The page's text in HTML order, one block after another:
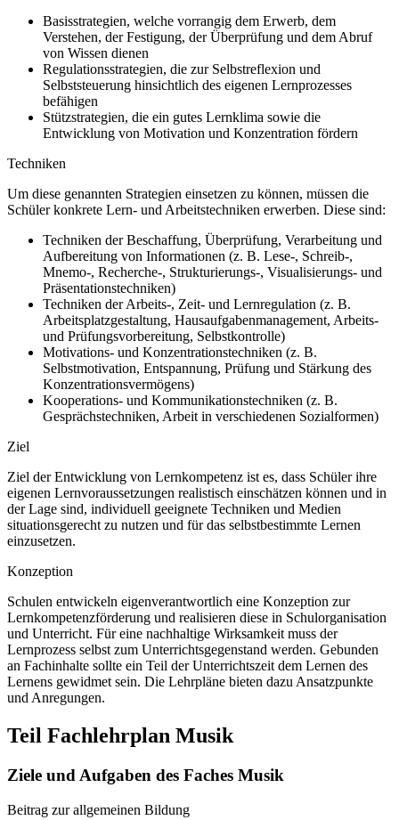
Basisstrategien, welche vorrangig dem Erwerb, dem
Verstehen, der Festigung, der Überprüfung und dem Abruf
von Wissen dienen
Regulationsstrategien, die zur Selbstreflexion und
Selbststeuerung hinsichtlich des eigenen Lernprozesses
befähigen
Stützstrategien, die ein gutes Lernklima sowie die
Entwicklung von Motivation und Konzentration fördern
Techniken
Um diese genannten Strategien einsetzen zu können, müssen die
Schüler konkrete Lern- und Arbeitstechniken erwerben. Diese sind:
Techniken der Beschaffung, Überprüfung, Verarbeitung und
Aufbereitung von Informationen (z. B. Lese-, Schreib-,
Mnemo-, Recherche-, Strukturierungs-, Visualisierungs- und
Präsentationstechniken)
Techniken der Arbeits-, Zeit- und Lernregulation (z. B.
Arbeitsplatzgestaltung, Hausaufgabenmanagement, Arbeits-
und Prüfungsvorbereitung, Selbstkontrolle)
Motivations- und Konzentrationstechniken (z. B.
Selbstmotivation, Entspannung, Prüfung und Stärkung des
Konzentrationsvermögens)
Kooperations- und Kommunikationstechniken (z. B.
Gesprächstechniken, Arbeit in verschiedenen Sozialformen)
Ziel
Ziel der Entwicklung von Lernkompetenz ist es, dass Schüler ihre
eigenen Lernvoraussetzungen realistisch einschätzen können und in
der Lage sind, individuell geeignete Techniken und Medien
situationsgerecht zu nutzen und für das selbstbestimmte Lernen
einzusetzen.
Konzeption
Schulen entwickeln eigenverantwortlich eine Konzeption zur
Lernkompetenzförderung und realisieren diese in Schulorganisation
und Unterricht. Für eine nachhaltige Wirksamkeit muss der
Lernprozess selbst zum Unterrichtsgegenstand werden. Gebunden
an Fachinhalte sollte ein Teil der Unterrichtszeit dem Lernen des
Lernens gewidmet sein. Die Lehrpläne bieten dazu Ansatzpunkte
und Anregungen.
Teil Fachlehrplan Musik
Ziele und Aufgaben des Faches Musik
Beitrag zur allgemeinen Bildung